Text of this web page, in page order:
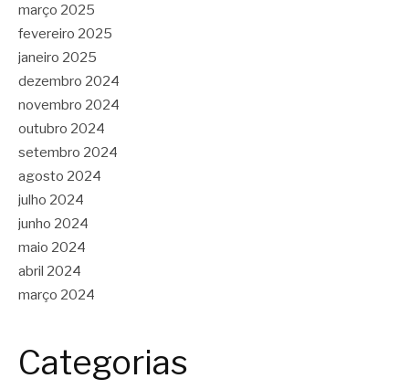
março 2025
fevereiro 2025
janeiro 2025
dezembro 2024
novembro 2024
outubro 2024
setembro 2024
agosto 2024
julho 2024
junho 2024
maio 2024
abril 2024
março 2024
Categorias